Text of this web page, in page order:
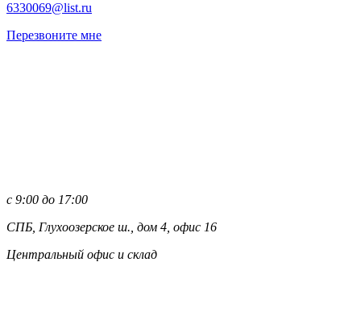
6330069@list.ru
Перезвоните мне
с 9:00 до 17:00
СПБ, Глухоозерское ш., дом 4, офис 16
Центральный офис и склад